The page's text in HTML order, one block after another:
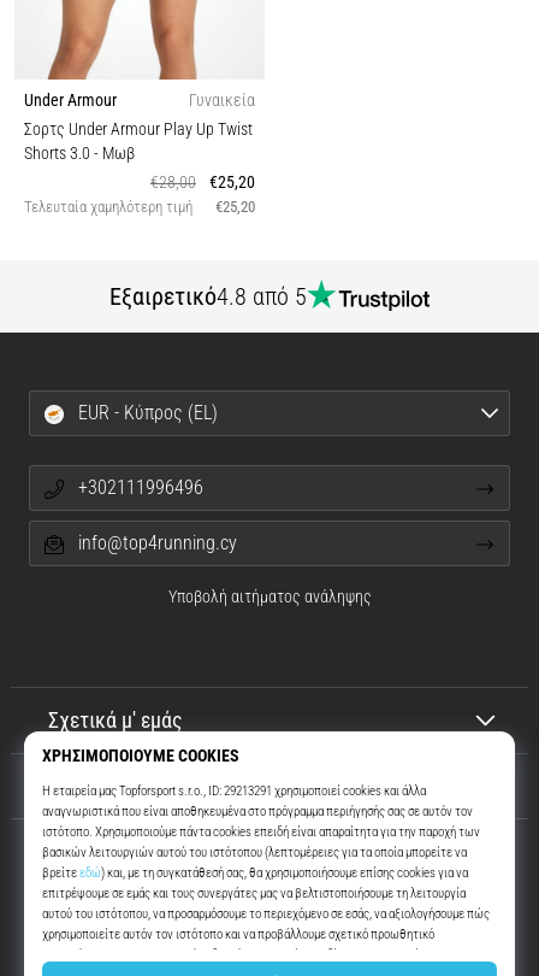
Under Armour
Γυναικεία
Σορτς Under Armour Play Up Twist
Shorts 3.0 - Μωβ
€28,00
€25,20
Τελευταία χαμηλότερη τιμή €25,20
Εξαιρετικό4.8 από 5
Top4Running.cy
Περισσότερα από 16 χρόνια σας παρακινούμε να βγείτε έξω και να
Σχετικά μ' εμάς
Εξυπηρέτηση πελατών
EUR - Κύπρος (EL)
+302111996496
info@top4running.cy
Υποβολή αιτήματος ανάληψης